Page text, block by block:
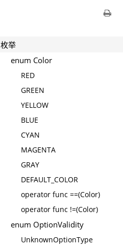
枚举
enum Color
RED
GREEN
YELLOW
BLUE
CYAN
MAGENTA
GRAY
DEFAULT_COLOR
operator func ==(Color)
operator func !=(Color)
enum OptionValidity
UnknownOptionType